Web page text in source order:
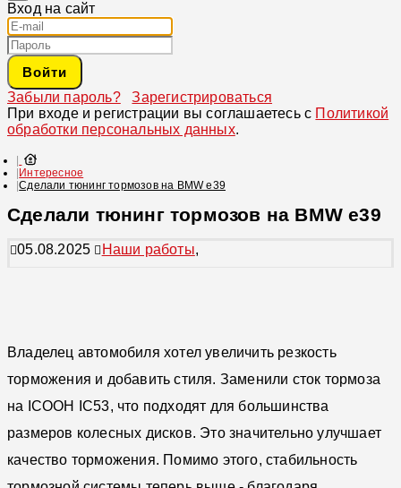
Вход на сайт
Войти
Забыли пароль?
Зарегистрироваться
При входе и регистрации вы соглашаетесь с Политикой
обработки персональных данных.
Интересное
Сделали тюнинг тормозов на BMW e39
Сделали тюнинг тормозов на BMW e39
05.08.2025 Наши работы,
Владелец автомобиля хотел увеличить резкость
торможения и добавить стиля. Заменили сток тормоза
на ICOOH IC53, что подходят для большинства
размеров колесных дисков. Это значительно улучшает
качество торможения. Помимо этого, стабильность